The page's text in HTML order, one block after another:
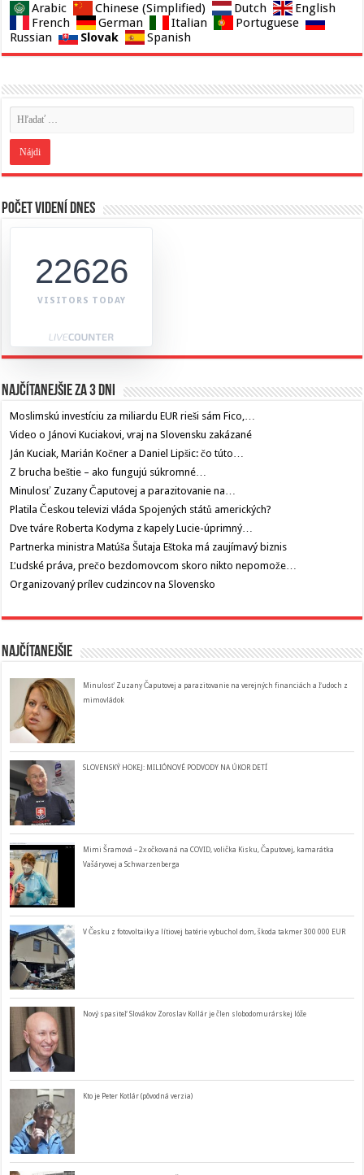
Arabic Chinese (Simplified) Dutch
English
French
German Italian
Portuguese
Russian
Slovak Spanish
Počet videní dnes
22626
VISITORS TODAY
Najčítanejšie za 3 dni
Moslimskú investíciu za miliardu EUR rieši sám Fico,…
Video o Jánovi Kuciakovi, vraj na Slovensku zakázané
Ján Kuciak, Marián Kočner a Daniel Lipšic: čo túto…
Z brucha beštie – ako fungujú súkromné…
Minulosť Zuzany Čaputovej a parazitovanie na…
Platila Českou televizi vláda Spojených států amerických?
Dve tváre Roberta Kodyma z kapely Lucie-úprimný…
Partnerka ministra Matúša Šutaja Eštoka má zaujímavý biznis
Ľudské práva, prečo bezdomovcom skoro nikto nepomože…
Organizovaný prílev cudzincov na Slovensko
Najčítanejšie
Minulosť Zuzany Čaputovej a parazitovanie na verejných financiách a ľudoch z
mimovládok
SLOVENSKÝ HOKEJ: MILIÓNOVÉ PODVODY NA ÚKOR DETÍ
Mimi Šramová – 2x očkovaná na COVID, volička Kisku, Čaputovej, kamarátka
Vašáryovej a Schwarzenberga
V Česku z fotovoltaiky a lítiovej batérie vybuchol dom, škoda takmer 300 000 EUR
Nový spasiteľ Slovákov Zoroslav Kollár je člen slobodomurárskej lóže
Kto je Peter Kotlár (pôvodná verzia)